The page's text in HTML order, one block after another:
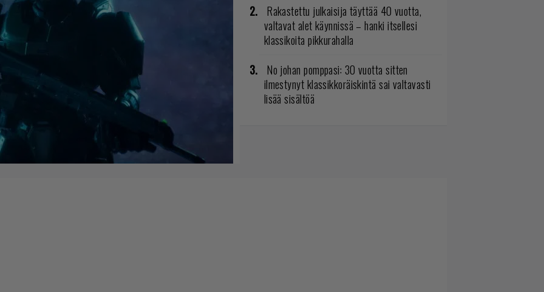
Rakastettu julkaisija täyttää 40 vuotta,
valtavat alet käynnissä – hanki itsellesi
klassikoita pikkurahalla
No johan pomppasi: 30 vuotta sitten
ilmestynyt klassikkoräiskintä sai valtavasti
lisää sisältöä